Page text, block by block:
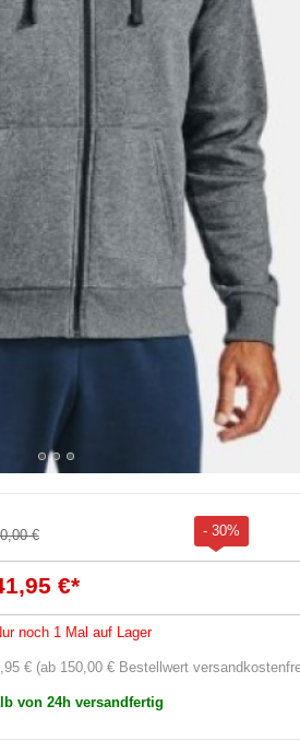
€ - 30%
€*
noch 1 Mal auf Lager
€ (ab 150,00 € Bestellwert
von 24h versandfertig